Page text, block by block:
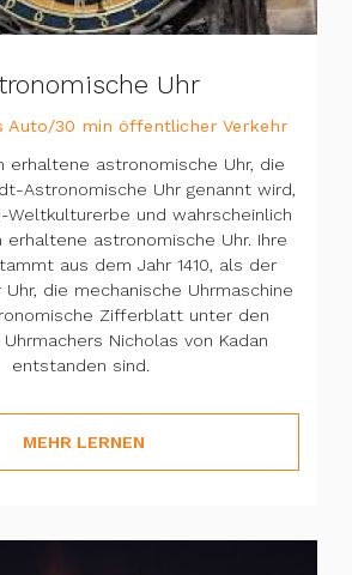
Uhr
Auto/30 min öffentlicher Verkehr
erhaltene astronomische Uhr, die
Astronomische Uhr genannt wird,
Weltkulturerbe und wahrscheinlich
astronomische Uhr. Ihre
aus dem Jahr 1410, als der
die mechanische Uhrmaschine
Zifferblatt unter den
Nicholas von Kadan
entstanden sind.
MEHR LERNEN